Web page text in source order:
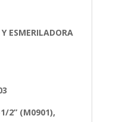
ESMERILADORA
2” (M0901),